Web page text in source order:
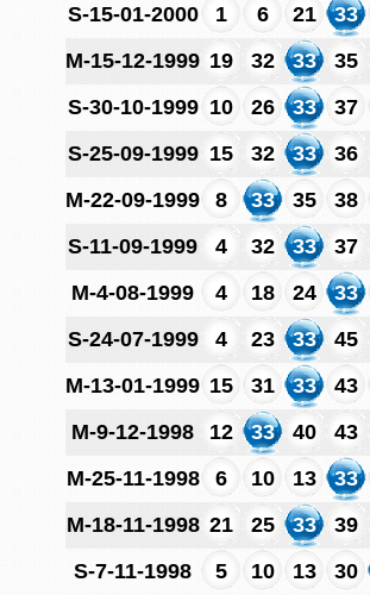
S-15-01-2000 1 6 21 33
M-15-12-1999 19 32 33 35
S-30-10-1999 10 26 33 37
S-25-09-1999 15 32 33 36
M-22-09-1999
8 33 35 38
S-11-09-1999
4 32 33 37
M-4-08-1999
4 18 24 33
S-24-07-1999
4 23 33 45
M-13-01-1999 15 31 33 43
M-9-12-1998
12 33 40 43
M-25-11-1998
6 10 13 33
M-18-11-1998 21 25 33 39
S-7-11-1998
5 10 13 30